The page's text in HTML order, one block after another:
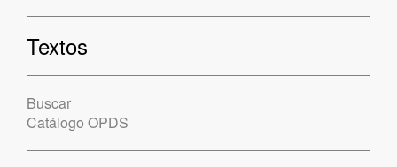
Textos
Buscar
Catálogo OPDS